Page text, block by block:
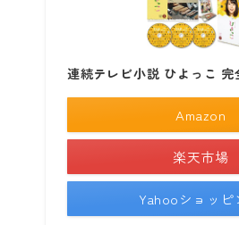
連続テレビ小説 ひよっこ 完
Amazon
楽天市場
Yahooショッピ